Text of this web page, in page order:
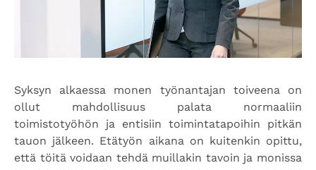
Syksyn alkaessa monen työnantajan toiveena on
ollut mahdollisuus palata normaaliin
toimistotyöhön ja entisiin toimintatapoihin pitkän
tauon jälkeen. Etätyön aikana on kuitenkin opittu,
että töitä voidaan tehdä muillakin tavoin ja monissa